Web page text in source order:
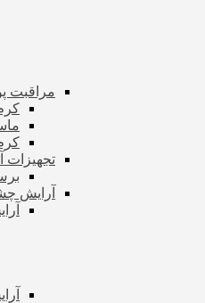
مراقبت
تجهیزات
آرایش